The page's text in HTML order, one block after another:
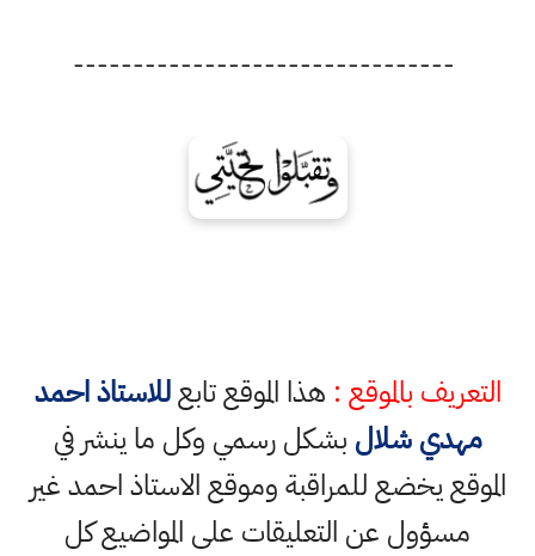
--------------------------------
التعريف بالموقع : هذا الموقع تابعللاستاذ احمد
مهدي شلال بشكل رسمي وكل ما ينشر في
الموقع يخضع للمراقبة وموقع الاستاذ احمد غير
مسؤول عن التعليقات على المواضيع كل